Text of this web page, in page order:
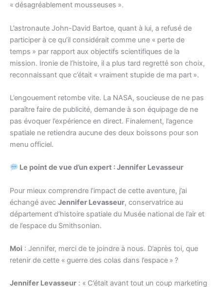
« désagréablement mousseuses ».
L’astronaute John-David Bartoe, quant à lui, a refusé de
participer à ce qu’il considérait comme une « perte de
temps » par rapport aux objectifs scientifiques de la
mission. Ironie de l’histoire, il a plus tard regretté son choix,
reconnaissant que c’était « vraiment stupide de ma part ».
L’engouement retombe vite. La NASA, soucieuse de ne pas
paraître faire de publicité, demande à son équipage de ne
pas évoquer l’expérience en direct. Finalement, l’agence
spatiale ne retiendra aucune des deux boissons pour son
menu officiel.
Le point de vue d’un expert : Jennifer Levasseur
Pour mieux comprendre l’impact de cette aventure, j’ai
échangé avec Jennifer Levasseur, conservatrice au
département d’histoire spatiale du Musée national de l’air et
de l’espace du Smithsonian.
Moi : Jennifer, merci de te joindre à nous. D’après toi, que
retenir de cette « guerre des colas dans l’espace » ?
Jennifer Levasseur : « C’était avant tout un coup marketing